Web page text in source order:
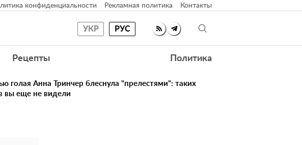
конфиденциальности Рекламная политика Контакты
УКР РУС
Рецепты Политика
голая Анна Тринчер блеснула "прелестями": таких
вы еще не видели